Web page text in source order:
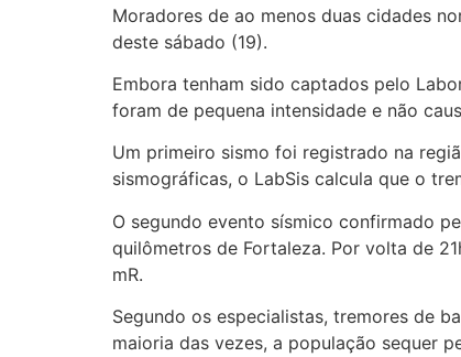
Moradores de ao menos duas cidades
deste sábado (19).
Embora tenham sido captados pelo
foram de pequena intensidade e não
Um primeiro sismo foi registrado na
sismográficas, o LabSis calcula que o
O segundo evento sísmico confirmado
quilômetros de Fortaleza. Por volta de
mR.
Segundo os especialistas, tremores de
maioria das vezes, a população sequer